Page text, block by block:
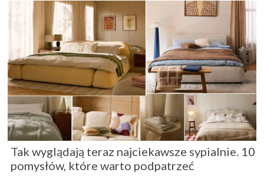
Tak wyglądają teraz najciekawsze sypialnie. 10
pomysłów, które warto podpatrzeć